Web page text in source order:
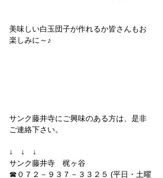
美味しい白玉団子が作れるか皆さんもお
楽しみに～♪
サンク藤井寺にご興味のある方は、是非
ご連絡下さい。
↓　↓　↓
サンク藤井寺　梶ヶ谷
☎０７２－９３７－３３２５ (平日・土曜